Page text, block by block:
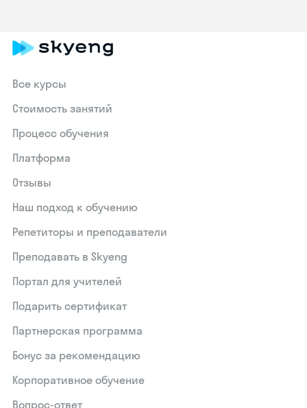
Все курсы
Стоимость занятий
Процесс обучения
Платформа
Отзывы
Наш подход к обучению
Репетиторы и преподаватели
Преподавать в Skyeng
Портал для учителей
Подарить сертификат
Партнерская программа
Бонус за рекомендацию
Корпоративное обучение
Вопрос-ответ